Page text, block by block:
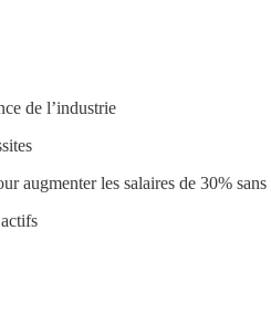
de l’industrie
augmenter les salaires de 30%